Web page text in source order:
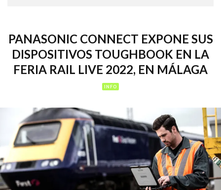
PANASONIC CONNECT EXPONE SUS
DISPOSITIVOS TOUGHBOOK EN LA
FERIA RAIL LIVE 2022, EN MÁLAGA
INFO